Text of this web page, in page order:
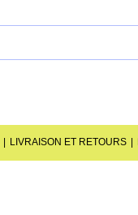
LIVRAISON ET RETOURS